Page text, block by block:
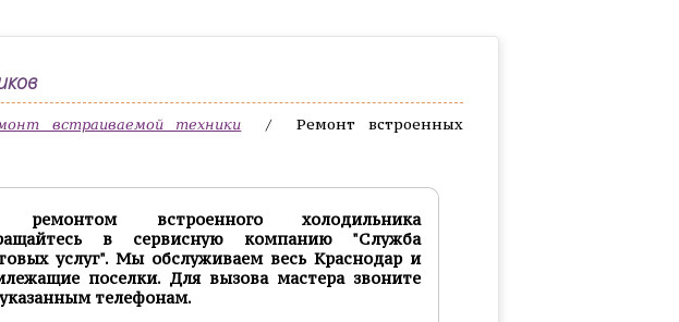
встраиваемой техники /Ремонт встроенных
ремонтом встроенного холодильника
в сервисную компанию "Служба
услуг". Мы обслуживаем весь Краснодар и
поселки. Для вызова мастера звоните
телефонам.